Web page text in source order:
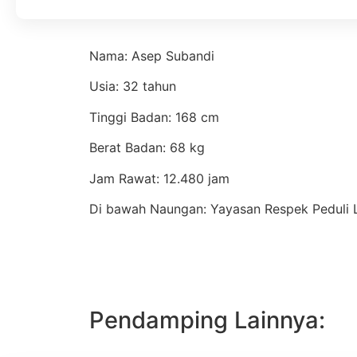
Nama: Asep Subandi
Usia: 32 tahun
Tinggi Badan: 168 cm
Berat Badan: 68 kg
Jam Rawat: 12.480 jam
Di bawah Naungan: Yayasan Respek Peduli
Pendamping Lainnya: